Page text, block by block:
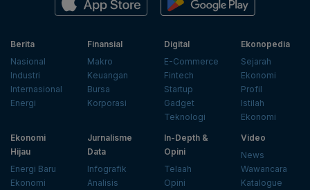
Berita
Nasional
Industri
Internasional
Energi
Finansial
Makro
Keuangan
Bursa
Korporasi
Digital
E-Commerce
Fintech
Startup
Gadget
Teknologi
Ekonopedia
Sejarah
Ekonomi
Profil
Istilah
Ekonomi
Ekonomi
Hijau
Energi Baru
Ekonomi
Jurnalisme
Data
Infografik
Analisis
In-Depth &
Opini
Telaah
Opini
Video
News
Wawancara
Katalogue